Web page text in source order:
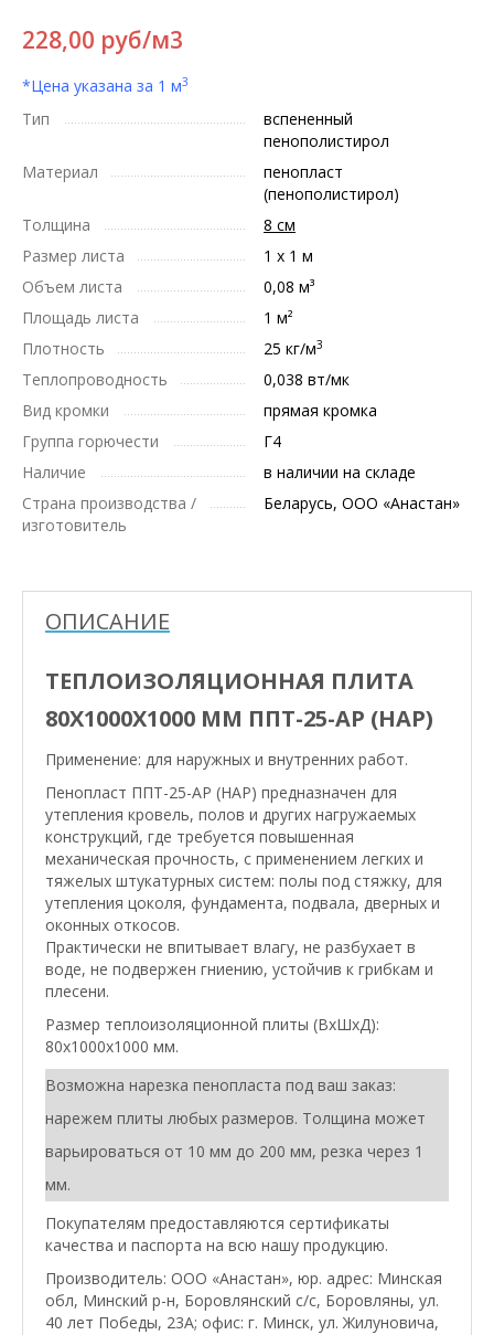
228,00 руб/м3
*Цена указана за 1 м3
Тип
вспененный
пенополистирол
Материал
пенопласт
(пенополистирол)
Толщина
8 см
Размер листа
1 х 1 м
Объем листа
0,08 м³
Площадь листа
1 м²
Плотность
25 кг/м3
Теплопроводность
0,038 вт/мк
Вид кромки
прямая кромка
Группа горючести
Г4
Наличие
в наличии на складе
Страна производства /
изготовитель
Беларусь, ООО «Анастан»
ОПИСАНИЕ
ТЕПЛОИЗОЛЯЦИОННАЯ ПЛИТА
80X1000X1000 ММ ППТ-25-АР (НАР)
Применение: для наружных и внутренних работ.
Пенопласт ППТ-25-АР (НАР) предназначен для
утепления кровель, полов и других нагружаемых
конструкций, где требуется повышенная
механическая прочность, с применением легких и
тяжелых штукатурных систем: полы под стяжку, для
утепления цоколя, фундамента, подвала, дверных и
оконных откосов.
Практически не впитывает влагу, не разбухает в
воде, не подвержен гниению, устойчив к грибкам и
плесени.
Размер теплоизоляционной плиты (ВхШхД):
80х1000х1000 мм.
Возможна нарезка пенопласта под ваш заказ:
нарежем плиты любых размеров. Толщина может
варьироваться от 10 мм до 200 мм, резка через 1
мм.
Покупателям предоставляются сертификаты
качества и паспорта на всю нашу продукцию.
Производитель: ООО «Анастан», юр. адрес: Минская
обл, Минский р-н, Боровлянский с/с, Боровляны, ул.
40 лет Победы, 23А; офис: г. Минск, ул. Жилуновича,